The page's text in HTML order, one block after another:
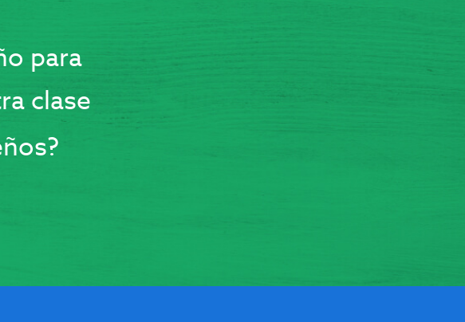
para
clase